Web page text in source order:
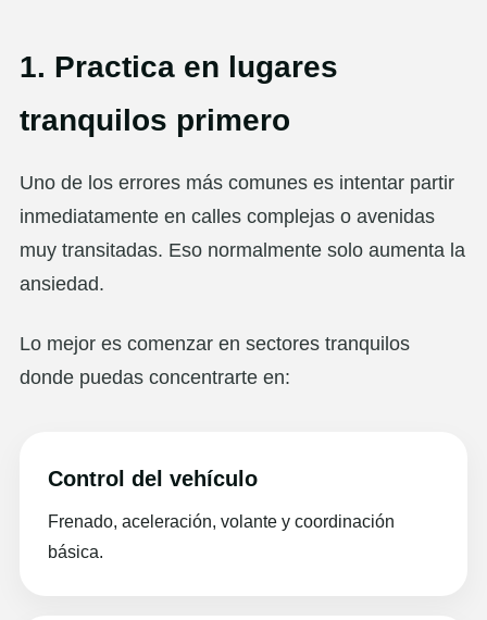
1. Practica en lugares
tranquilos primero
Uno de los errores más comunes es intentar partir
inmediatamente en calles complejas o avenidas
muy transitadas. Eso normalmente solo aumenta la
ansiedad.
Lo mejor es comenzar en sectores tranquilos
donde puedas concentrarte en:
Control del vehículo
Frenado, aceleración, volante y coordinación
básica.